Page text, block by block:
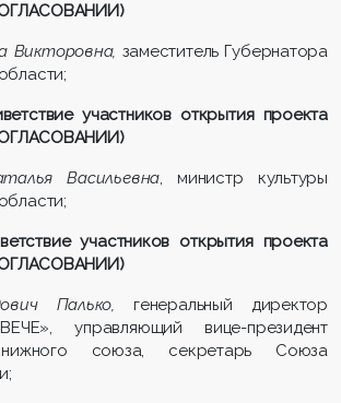
Викторовна, заместитель Губернатора
участников открытия проекта
Васильевна , министр культуры
участников открытия проекта
Палько,генеральный директор
управляющий вице-президент
союза, секретарь Союза